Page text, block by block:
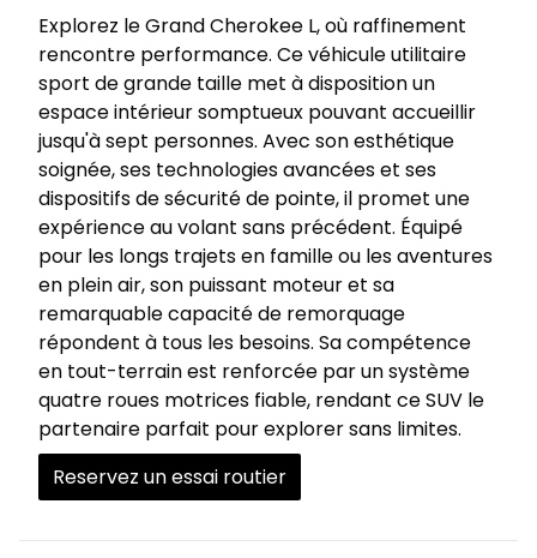
Explorez le Grand Cherokee L, où raffinement
rencontre performance. Ce véhicule utilitaire
sport de grande taille met à disposition un
espace intérieur somptueux pouvant accueillir
jusqu'à sept personnes. Avec son esthétique
soignée, ses technologies avancées et ses
dispositifs de sécurité de pointe, il promet une
expérience au volant sans précédent. Équipé
pour les longs trajets en famille ou les aventures
en plein air, son puissant moteur et sa
remarquable capacité de remorquage
répondent à tous les besoins. Sa compétence
en tout-terrain est renforcée par un système
quatre roues motrices fiable, rendant ce SUV le
partenaire parfait pour explorer sans limites.
Reservez un essai routier